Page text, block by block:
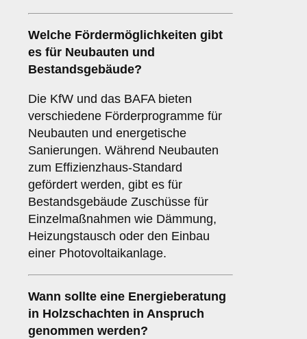
Welche Fördermöglichkeiten gibt
es für Neubauten und
Bestandsgebäude?
Die KfW und das BAFA bieten
verschiedene Förderprogramme für
Neubauten und energetische
Sanierungen. Während Neubauten
zum Effizienzhaus-Standard
gefördert werden, gibt es für
Bestandsgebäude Zuschüsse für
Einzelmaßnahmen wie Dämmung,
Heizungstausch oder den Einbau
einer Photovoltaikanlage.
Wann sollte eine Energieberatung
in Holzschachten in Anspruch
genommen werden?